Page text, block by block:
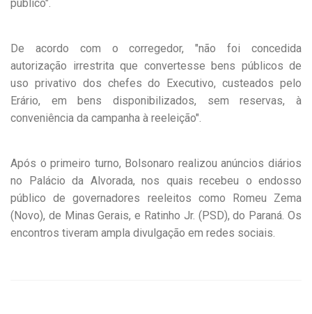
público".
De acordo com o corregedor, "não foi concedida
autorização irrestrita que convertesse bens públicos de
uso privativo dos chefes do Executivo, custeados pelo
Erário, em bens disponibilizados, sem reservas, à
conveniência da campanha à reeleição".
Após o primeiro turno, Bolsonaro realizou anúncios diários
no Palácio da Alvorada, nos quais recebeu o endosso
público de governadores reeleitos como Romeu Zema
(Novo), de Minas Gerais, e Ratinho Jr. (PSD), do Paraná. Os
encontros tiveram ampla divulgação em redes sociais.